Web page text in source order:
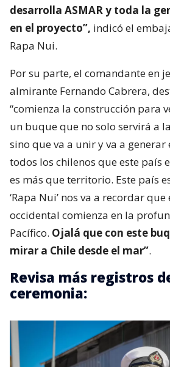
desarrolla ASMAR y toda la
en el proyecto”, indicó el
Rapa Nui.
Por su parte, el comandante en
almirante Fernando Cabrera,
“comienza la construcción para
un buque que no solo servirá a
sino que va a unir y va a generar
todos los chilenos que este país
es más que territorio. Este país
‘Rapa Nui’ nos va a recordar
occidental comienza en la
Pacífico. Ojalá que con este
mirar a Chile desde el mar”.
Revisa más registros
ceremonia: